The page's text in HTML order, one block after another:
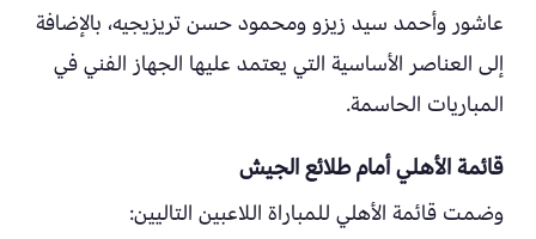
عاشور وأحمد سيد زيزو ومحمود حسن تريزيجيه، بالإضافة
إلى العناصر الأساسية التي يعتمد عليها الجهاز الفني في
المباريات الحاسمة.
قائمة الأهلي أمام طلائع الجيش
وضمت قائمة الأهلي للمباراة اللاعبين التاليين: